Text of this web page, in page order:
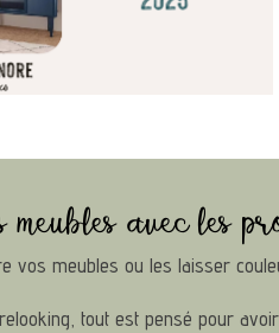
meubles avec les
vos meubles ou les laisser
tout est pensé pour